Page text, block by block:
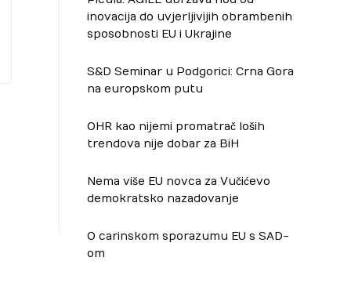
inovacija do uvjerljivijih obrambenih
sposobnosti EU i Ukrajine
S&D Seminar u Podgorici: Crna Gora
na europskom putu
OHR kao nijemi promatrač loših
trendova nije dobar za BiH
Nema više EU novca za Vučićevo
demokratsko nazadovanje
O carinskom sporazumu EU s SAD-
om